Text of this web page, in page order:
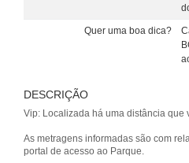
Quer uma boa dica?
DESCRIÇÃO
Vip: Localizada há uma distância que
As metragens informadas são com
portal de acesso ao Parque.